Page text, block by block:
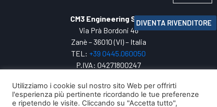
DIVENTA RIVENDITORE
CM3 Engineering SRL
Via Prà Bordoni 46
Zanè – 36010 (VI) – Italia
TEL: +39 0445.060050
P.IVA: 04271800247
Privacy Policy
Utilizziamo i cookie sul nostro sito Web per offrirti
l'esperienza più pertinente ricordando le tue preferenze
e ripetendo le visite. Cliccando su "Accetta tutto",